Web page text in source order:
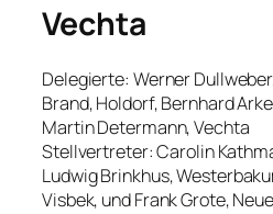
Vechta
Delegierte: Werner
Brand, Holdorf, Bernhard
Martin Determann, Vechta
Stellvertreter: Carolin
Ludwig Brinkhus,
Visbek, und Frank Grote,